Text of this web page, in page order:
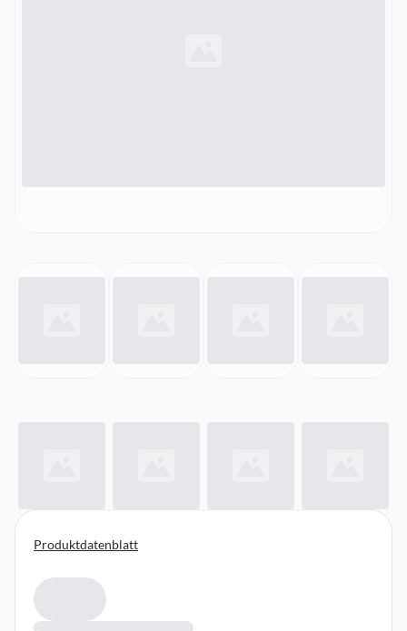
Produktdatenblatt